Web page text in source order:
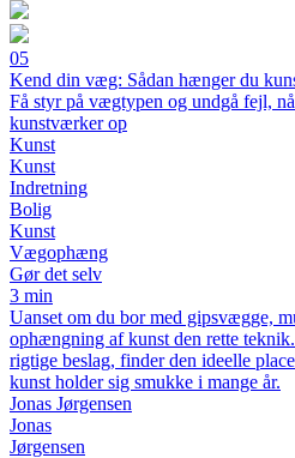
05
Kend din væg: Sådan hænger du
Få styr på vægtypen og undgå fejl,
kunstværker op
Kunst
Kunst
Indretning
Bolig
Kunst
Vægophæng
Gør det selv
3 min
Uanset om du bor med gipsvægge,
ophængning af kunst den rette
rigtige beslag, finder den ideelle
kunst holder sig smukke i mange år.
Jonas Jørgensen
Jonas
Jørgensen